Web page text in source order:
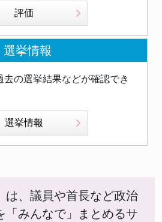
評価
選挙情報
去の選挙結果などが確認でき
選挙情報
は、議員や首長など政治
「みんなで」まとめるサ